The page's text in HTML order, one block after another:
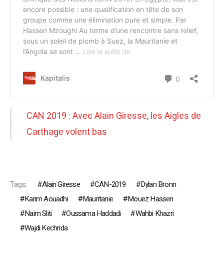
CAN 2019 : Avec Alain Giresse, les Aigles de
Carthage volent bas
Tags: Alain Giresse CAN-2019
Dylan Bronn
Karim Aouadhi
Mauritanie
Mouez Hassen
Naim Sliti
Oussama Haddadi
Wahbi Khazri
Wajdi Kechrida